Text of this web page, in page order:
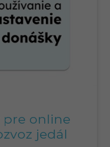
pre online
jedál